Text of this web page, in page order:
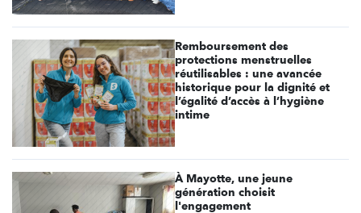
Remboursement des
protections menstruelles
réutilisables : une avancée
historique pour la dignité et
l’égalité d’accès à l’hygiène
intime
À Mayotte, une jeune
génération choisit
l'engagement